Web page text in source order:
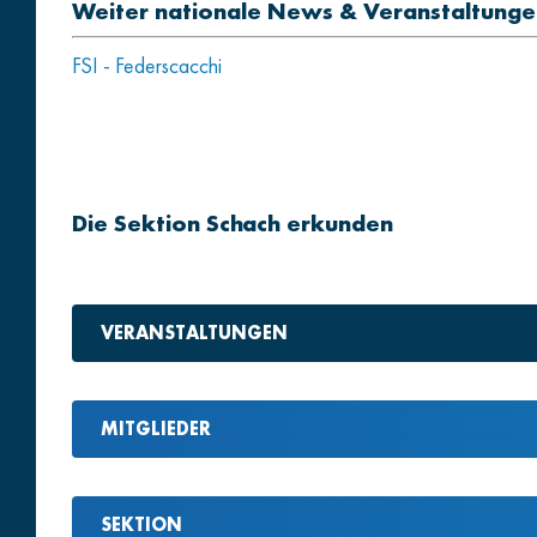
Weiter nationale News &
FSI - Federscacchi
Die Sektion Schach erkunden
VERANSTALTUNGEN
MITGLIEDER
SEKTION